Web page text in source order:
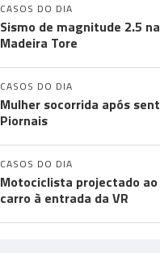
CASOS DO DIA
Sismo de magnitude 2.5
Madeira Tore
CASOS DO DIA
Mulher socorrida após
Piornais
CASOS DO DIA
Motociclista projectado
carro à entrada da VR